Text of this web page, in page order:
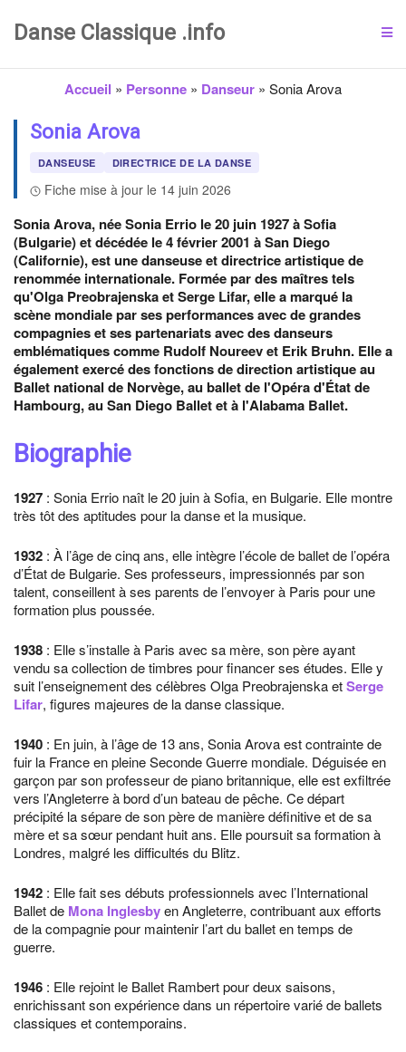
Danse Classique .info
Accueil » Personne » Danseur » Sonia Arova
Sonia Arova
DANSEUSE DIRECTRICE DE LA DANSE
Fiche mise à jour le 14 juin 2026
Sonia Arova, née Sonia Errio le 20 juin 1927 à Sofia
(Bulgarie) et décédée le 4 février 2001 à San Diego
(Californie), est une danseuse et directrice artistique de
renommée internationale. Formée par des maîtres tels
qu'Olga Preobrajenska et Serge Lifar, elle a marqué la
scène mondiale par ses performances avec de grandes
compagnies et ses partenariats avec des danseurs
emblématiques comme Rudolf Noureev et Erik Bruhn. Elle a
également exercé des fonctions de direction artistique au
Ballet national de Norvège, au ballet de l'Opéra d'État de
Hambourg, au San Diego Ballet et à l'Alabama Ballet.
Biographie
1927 : Sonia Errio naît le 20 juin à Sofia, en Bulgarie. Elle montre
très tôt des aptitudes pour la danse et la musique.
1932 : À l’âge de cinq ans, elle intègre l’école de ballet de l’opéra
d’État de Bulgarie. Ses professeurs, impressionnés par son
talent, conseillent à ses parents de l’envoyer à Paris pour une
formation plus poussée.
1938 : Elle s’installe à Paris avec sa mère, son père ayant
vendu sa collection de timbres pour financer ses études. Elle y
suit l’enseignement des célèbres Olga Preobrajenska etSerge
Lifar, figures majeures de la danse classique.
1940 : En juin, à l’âge de 13 ans, Sonia Arova est contrainte de
fuir la France en pleine Seconde Guerre mondiale. Déguisée en
garçon par son professeur de piano britannique, elle est exfiltrée
vers l’Angleterre à bord d’un bateau de pêche. Ce départ
précipité la sépare de son père de manière définitive et de sa
mère et sa sœur pendant huit ans. Elle poursuit sa formation à
Londres, malgré les difficultés du Blitz.
1942 : Elle fait ses débuts professionnels avec l’International
Ballet de Mona Inglesbyen Angleterre, contribuant aux efforts
de la compagnie pour maintenir l’art du ballet en temps de
guerre.
1946 : Elle rejoint le Ballet Rambert pour deux saisons,
enrichissant son expérience dans un répertoire varié de ballets
classiques et contemporains.